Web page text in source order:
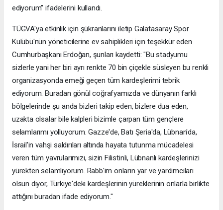
ediyorum" ifadelerini kullandı.
TÜGVA'ya etkinlik için şükranlarını iletip Galatasaray Spor
Kulübü'nün yöneticilerine ev sahiplikleri için teşekkür eden
Cumhurbaşkanı Erdoğan, şunları kaydetti: "Bu stadyumu
sizlerle yani her biri ayrı renkte 70 bin çiçekle süsleyen bu renkli
organizasyonda emeği geçen tüm kardeşlerimi tebrik
ediyorum. Buradan gönül coğrafyamızda ve dünyanın farklı
bölgelerinde şu anda bizleri takip eden, bizlere dua eden,
uzakta olsalar bile kalpleri bizimle çarpan tüm gençlere
selamlarımı yolluyorum. Gazze'de, Batı Şeria'da, Lübnan'da,
İsrail'in vahşi saldırıları altında hayata tutunma mücadelesi
veren tüm yavrularımızı, sizin Filistinli, Lübnanlı kardeşlerinizi
yürekten selamlıyorum. Rabb'im onların yar ve yardımcıları
olsun diyor, Türkiye'deki kardeşlerinin yüreklerinin onlarla birlikte
attığını buradan ifade ediyorum."